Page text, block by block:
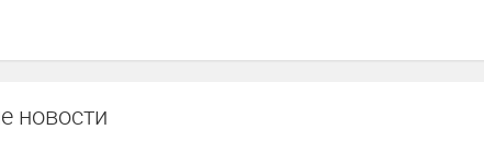
новости